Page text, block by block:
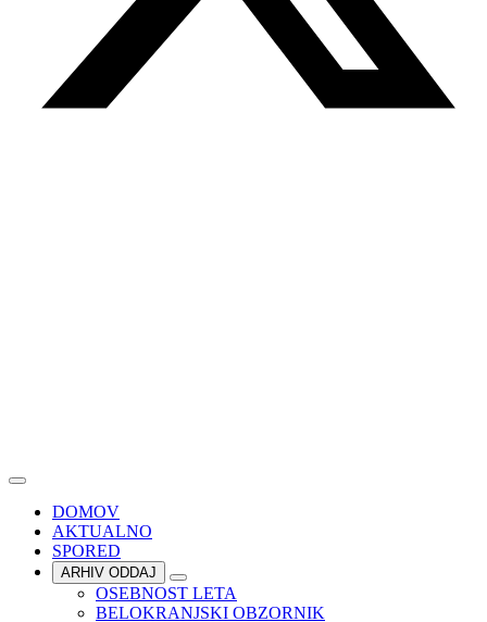
DOMOV
AKTUALNO
SPORED
ARHIV ODDAJ
OSEBNOST LETA
BELOKRANJSKI OBZORNIK